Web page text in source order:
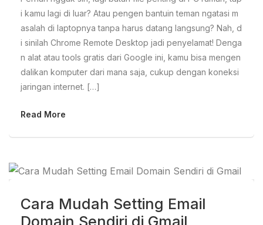
i kamu lagi di luar? Atau pengen bantuin teman ngatasi m
asalah di laptopnya tanpa harus datang langsung? Nah, d
i sinilah Chrome Remote Desktop jadi penyelamat! Denga
n alat atau tools gratis dari Google ini, kamu bisa mengen
dalikan komputer dari mana saja, cukup dengan koneksi
jaringan internet. […]
Read More
Cara Mudah Setting Email
Domain Sendiri di Gmail